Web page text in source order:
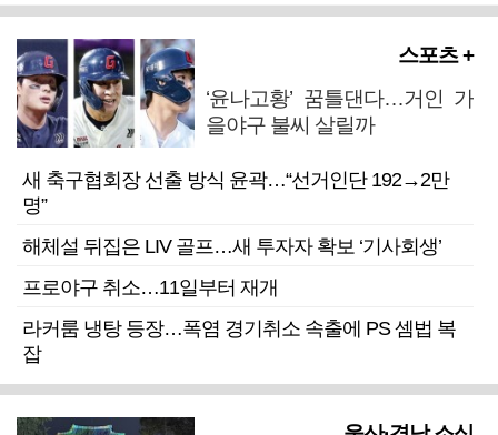
스포츠 +
‘윤나고황’ 꿈틀댄다…거인 가
을야구 불씨 살릴까
새 축구협회장 선출 방식 윤곽…“선거인단 192→2만
명”
해체설 뒤집은 LIV 골프…새 투자자 확보 ‘기사회생’
프로야구 취소…11일부터 재개
라커룸 냉탕 등장…폭염 경기취소 속출에 PS 셈법 복
잡